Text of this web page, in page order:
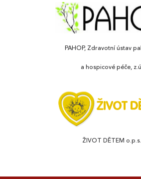
PAHOP, Zdravotní ústav
a hospicové péče,
ŽIVOT DĚTEM o.p.s.